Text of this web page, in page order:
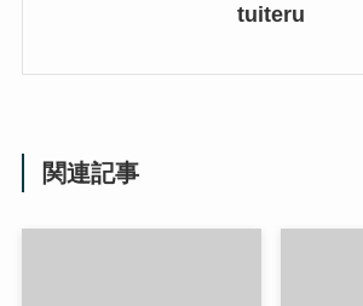
tuiteru
関連記事